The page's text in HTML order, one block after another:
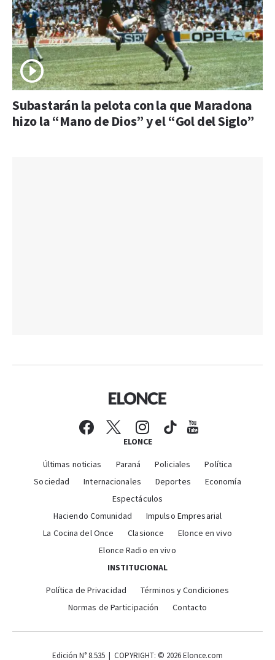
Subastarán la pelota con la que Maradona
hizo la “Mano de Dios” y el “Gol del Siglo”
ELONCE
Últimas noticias Paraná Policiales
Política
Sociedad
Internacionales Deportes
Economía
Espectáculos
Haciendo Comunidad
Impulso Empresarial
La Cocina del Once
Clasionce
Elonce en vivo
Elonce Radio en vivo
INSTITUCIONAL
Política de Privacidad
Términos y Condiciones
Normas de Participación
Contacto
Edición N° 8.535 | COPYRIGHT: © 2026 Elonce.com